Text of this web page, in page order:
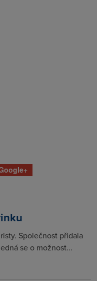
Společnost přidala
se o možnost...